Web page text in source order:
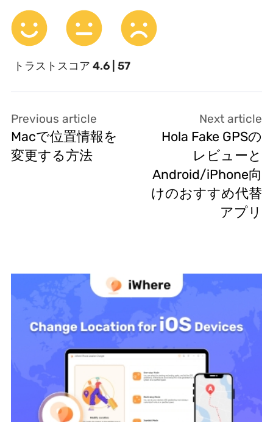
トラストスコア 4.6 | 57
Previous article
Macで位置情報を
変更する方法
Next article
Hola Fake GPSの
レビューと
Android/iPhone向
けのおすすめ代替
アプリ